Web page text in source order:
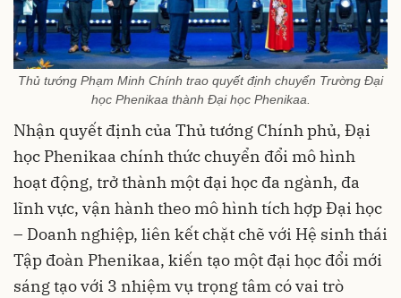
Thủ tướng Phạm Minh Chính trao quyết định chuyển Trường Đại
học Phenikaa thành Đại học Phenikaa.
Nhận quyết định của Thủ tướng Chính phủ, Đại
học Phenikaa chính thức chuyển đổi mô hình
hoạt động, trở thành một đại học đa ngành, đa
lĩnh vực, vận hành theo mô hình tích hợp Đại học
– Doanh nghiệp, liên kết chặt chẽ với Hệ sinh thái
Tập đoàn Phenikaa, kiến tạo một đại học đổi mới
sáng tạo với 3 nhiệm vụ trọng tâm có vai trò